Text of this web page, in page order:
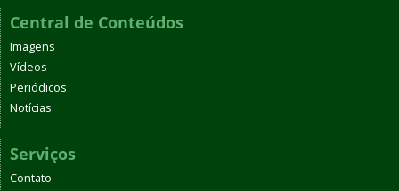
Central de Conteúdos
Imagens
Vídeos
Periódicos
Notícias
Serviços
Contato